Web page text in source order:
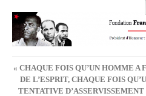
« CHAQUE FOIS QU’UN HOMME
DE L’ESPRIT, CHAQUE FOIS
TENTATIVE